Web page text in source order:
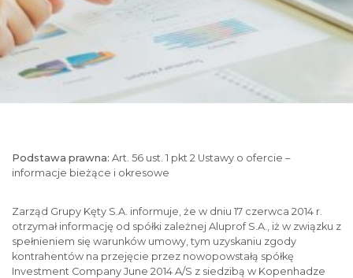
Podstawa prawna: Art. 56 ust. 1 pkt 2 Ustawy o ofercie –
informacje bieżące i okresowe
Zarząd Grupy Kęty S.A. informuje, że w dniu 17 czerwca 2014 r.
otrzymał informację od spółki zależnej Aluprof S.A., iż w związku z
spełnieniem się warunków umowy, tym uzyskaniu zgody
kontrahentów na przejęcie przez nowopowstałą spółkę
Investment Company June 2014 A/S z siedzibą w Kopenhadze